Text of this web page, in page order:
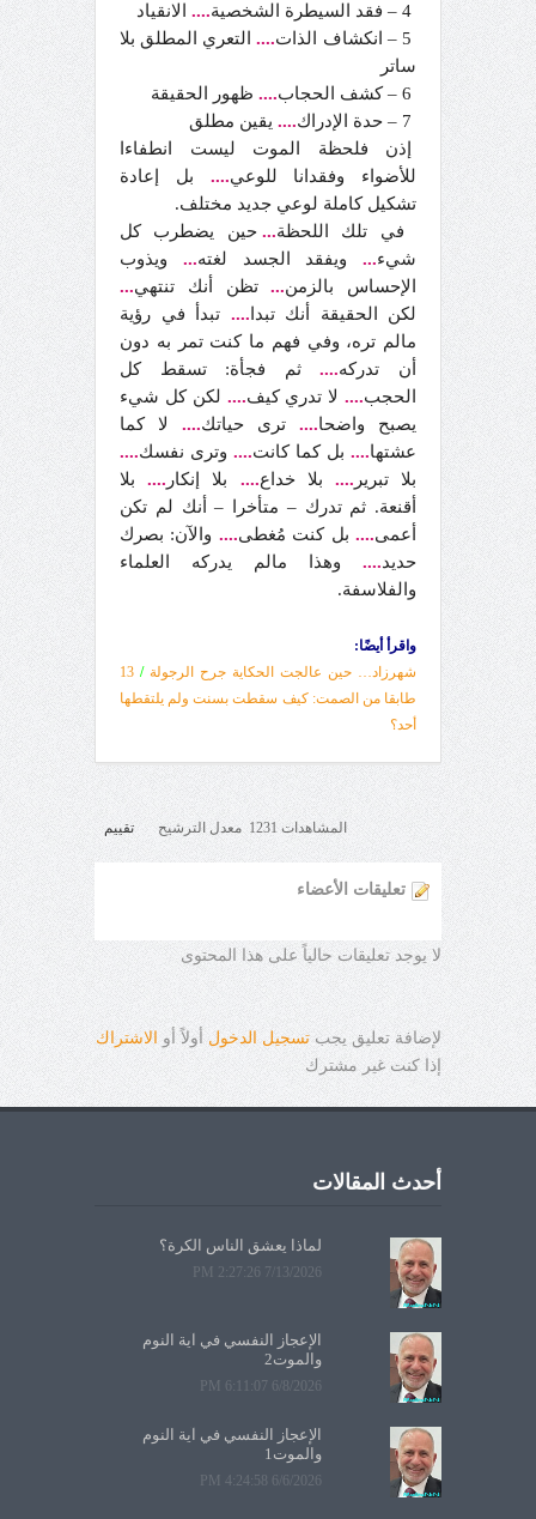
.... الانقياد
....التعري المطلق بلا
ساتر
.... ظهور الحقيقة
.... يقين مطلق
إذن فلحظة الموت ليست انطفاءا
للأضواء وفقدانا للوعي.... بل إعادة
تشكيل كاملة لوعي جديد مختلف.
في تلك اللحظة... حين يضطرب كل
شيء... ويفقد الجسد لغته... ويذوب
الإحساس بالزمن...تظن أنك تنتهي...
لكن الحقيقة أنك تبدا .... تبدأ في رؤية
مالم تره، وفي فهم ما كنت تمر به دون
أن تدركه....ثم فجأة: تسقط كل
الحجب.... لا تدري كيف.... لكن كل شيء
يصبح واضحا.... ترى حياتك.... لا كما
عشتها.... بل كما كانت.... وترى نفسك....
بلا تبرير .... بلا خداع.... بلا إنكار ....بلا
أقنعة. ثم تدرك – متأخرا – أنك لم تكن
أعمى....بل كنت مُغطى.... والآن: بصرك
حديد.... وهذا مالم يدركه العلماء
والفلاسفة.
واقرأ أيضًا:
شهرزاد… حين عالجت الحكاية جرح الرجولة /
13
طابقا من الصمت: كيف سقطت بسنت ولم يلتقطها
أحد؟
المشاهدات 1231 معدل الترشيح تقييم
تعليقات الأعضاء
لا يوجد تعليقات حالياً على هذا المحتوى
لإضافة تعليق يجب تسجيل الدخول أولاً أو
الاشتراك
إذا كنت غير مشترك
أحدث المقالات
لماذا يعشق الناس الكرة؟
7/13/2026 2:27:26 PM
الإعجاز النفسي في آية النوم
والموت2
6/8/2026 6:11:07 PM
الإعجاز النفسي في آية النوم
والموت1
6/6/2026 4:24:58 PM